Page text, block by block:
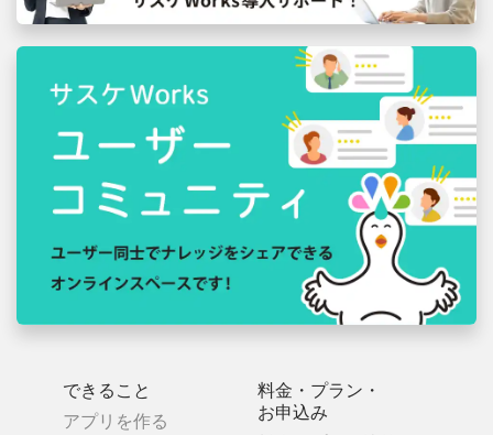
できること
アプリを作る
料金・プラン・
お申込み